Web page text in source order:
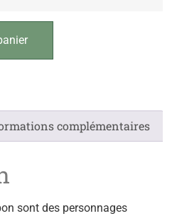
complémentaires
sont des personnages